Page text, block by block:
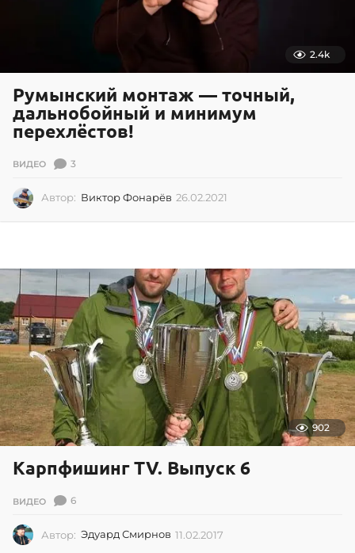
2.4k
Румынский монтаж — точный,
дальнобойный и минимум
перехлёстов!
ВИДЕО 3
Автор: Виктор Фонарёв 26.02.2021
.
2
0
2
1
902
Карпфишинг TV. Выпуск 6
ВИДЕО 6
Автор: Эдуард Смирнов 11.02.2017